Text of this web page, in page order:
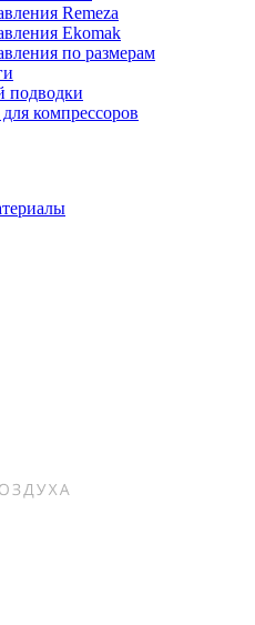
Remeza
Ekomak
по размерам
подводки
компрессоров